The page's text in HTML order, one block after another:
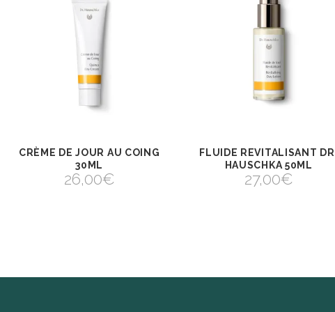
VIEW
AJOUTER AU
PANIER
CRÈME DE JOUR AU COING
30ML
26,00€
VIEW
AJOUTER AU
PANIER
FLUIDE REVITALISANT
HAUSCHKA 50ML
27,00€